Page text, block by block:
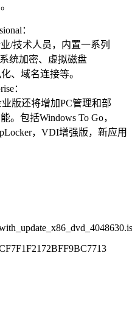
：
/技术人员，内置一系列
统加密、虚拟磁盘
、域名连接等。
：
版还将增加PC管理和部
。包括Windows To Go，
，VDI增强版，新应用